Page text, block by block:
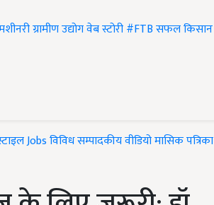
ग्रामीण उद्योगवेब स्टोरी#FTBसफल किसान
Jobsविविधसम्पादकीयवीडियोमासिक पत्रिका